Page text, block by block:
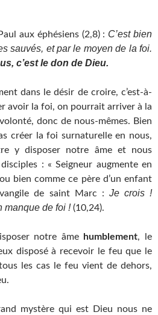
aux éphésiens (2,8) : C’est bien
sauvés, et par le moyen de la foi.
c’est le don de Dieu.
dans le désir de croire, c’est-à-
avoir la foi, on pourrait arriver à la
donc de nous-mêmes. Bien
créer la foi surnaturelle en nous,
y disposer notre âme et nous
: « Seigneur augmente en
bien comme ce père d’un enfant
de saint Marc : Je crois !
manque de foi ! (10,24).
notre âme humblement, le
disposé à recevoir le feu que le
les cas le feu vient de dehors,
mystère qui est Dieu nous ne